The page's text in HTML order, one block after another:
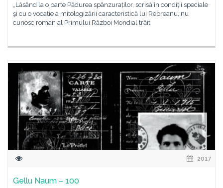
„Lăsând la o parte Pădurea spânzuraților, scrisă în condiții speciale
şi cu o vocație a mitologizării caracteristică lui Rebreanu, nu
cunosc roman al Primului Război Mondial trăit
2017
Gellu Naum – 100